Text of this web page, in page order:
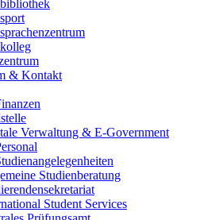
& Kontakt
Verwaltung & E-Government
Studienberatung
Student Services